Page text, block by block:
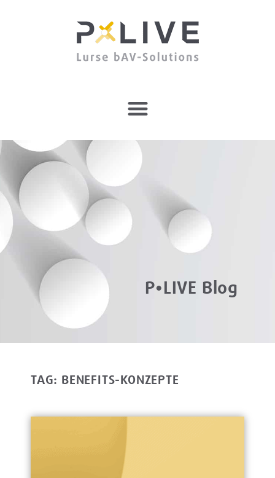
P•LIVE Blog
TAG: BENEFITS-KONZEPTE